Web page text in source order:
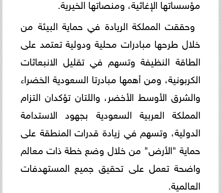
مؤسساتها الإغاثية، ومنصاتها الخيرية.
وحققت المملكة الريادة في حماية البيئة من
خلال طرحها مبادرات محلية ودولية تعتمد على
الطاقة النظيفة وتسهم في تقليل الانبعاثات
الكربونية، ومن أهمها مبادرتا السعودية الخضراء
والشرق الأوسط الأخضر، واللتان تؤكدان التزام
المملكة العربية السعودية بجهود الاستدامة
الدولية، وتسهم في زيادة قدرات المنطقة على
حماية "الأرض" من خلال وضع خطة ذات معالم
واضحة تعمل على تحقيق جميع المستهدفات
العالمية.